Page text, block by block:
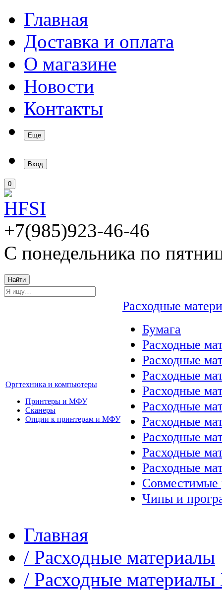
Главная
Доставка и оплата
О магазине
Новости
Контакты
Еще
Вход
0
+7(985)923-46-46
С понедельника по
Найти
Оргтехника и компьютеры
Принтеры и МФУ
Сканеры
Опции к принтерам и МФУ
Расходные
Бумага
Расходные
Расходные
Расходные
Расходные
Расходные
Расходные
Расходные
Расходные
Расходные
Совместимые
Чипы и
Главная
/ Расходные материалы
/ Расходные